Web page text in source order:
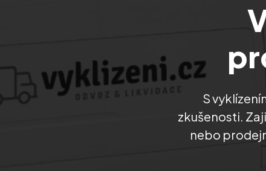
Vyklízení sklepů a garáží
Vyklízení zahrad
S
zkušenosti.
nebo